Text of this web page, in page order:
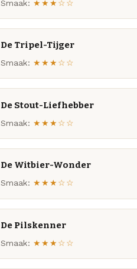
Smaak: ★★★☆☆
De Tripel-Tijger
Smaak: ★★★☆☆
De Stout-Liefhebber
Smaak: ★★★☆☆
De Witbier-Wonder
Smaak: ★★★☆☆
De Pilskenner
Smaak: ★★★☆☆